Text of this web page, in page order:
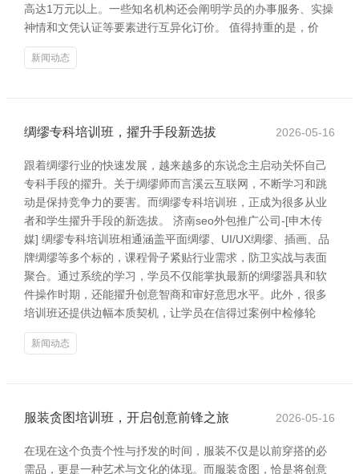
高达1万元以上。一些知名机构还会阐明学员的办事服务、实操
神情和文凭认证等要素进行互异化订价。 值得持重的是，价
新闻动态
绸缪专科培训班，擢升手段新选拔 2026-05-16
跟着绸缪行业的快速发展，越来越多的东说念主启动关怀自己
专科手段的擢升。关于绸缪师而言溪云互联网，不断学习和跳
动是保持竞争力的要害。而绸缪专科培训班，正成为很多从业
者和学生擢升手段的新选拔。 济南seo外包推广公司-[申木传
媒] 绸缪专科培训班相通涵盖平面绸缪、UI/UX绸缪、插画、品
牌绸缪等多个标的，课程骨子紧贴行业需求，防卫实战与表面
聚合。通过系统的学习，学员不仅能掌执最新的绸缪器具和软
件操作时期，还能擢升创意智商和审好意思水平。此外，很多
培训班还提供边幅本质契机，让学员在信得过案例中检修轮
新闻动态
服装贪图培训班，开启创意前锋之旅 2026-05-16
在现在这个负责个性与抒发的时间，服装不仅是以前穿搭的必
需品，更是一种艺术与文化的体现。而服装贪图，恰是将创意